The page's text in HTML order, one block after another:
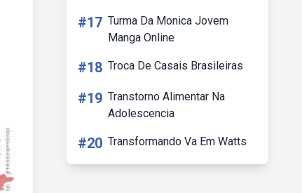
#17 Turma Da Monica Jovem
Manga Online
#18 Troca De Casais Brasileiras
#19 Transtorno Alimentar Na
Adolescencia
#20 Transformando Va Em Watts